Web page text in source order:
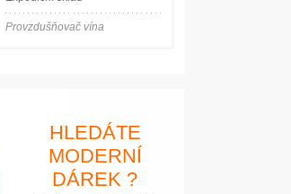
Provzdušňovač vína
HLEDÁTE
MODERNÍ
DÁREK ?